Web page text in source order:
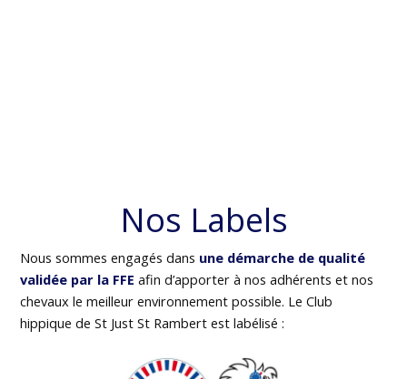
Nos Labels
Nous sommes engagés dans une démarche de qualité
validée par la FFE afin d’apporter à nos adhérents et nos
chevaux le meilleur environnement possible. Le Club
hippique de St Just St Rambert est labélisé :